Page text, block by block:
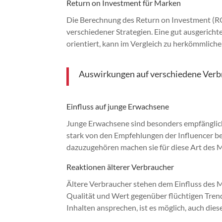
Return on Investment für Marken
Die Berechnung des Return on Investment
verschiedener Strategien. Eine gut
orientiert, kann im Vergleich zu
Auswirkungen auf verschiedene
Einfluss auf junge Erwachsene
Junge Erwachsene sind besonders
stark von den Empfehlungen der Influencer
dazuzugehören machen sie für diese Art des
Reaktionen älterer Verbraucher
Ältere Verbraucher stehen dem Einfluss des
Qualität und Wert gegenüber flüchtigen
Inhalten ansprechen, ist es möglich, auch